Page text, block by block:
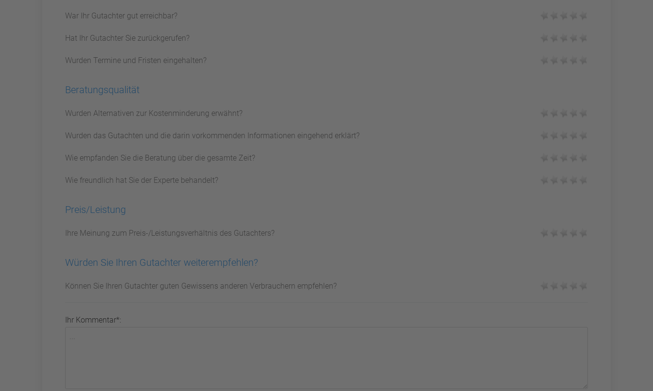
War Ihr Gutachter gut erreichbar?
Hat Ihr Gutachter Sie zurückgerufen?
Wurden Termine und Fristen eingehalten?
Beratungsqualität
Wurden Alternativen zur Kostenminderung erwähnt?
Wurden das Gutachten und die darin vorkommenden Informationen eingehend erklärt?
Wie empfanden Sie die Beratung über die gesamte Zeit?
Wie freundlich hat Sie der Experte behandelt?
Preis/Leistung
Ihre Meinung zum Preis-/Leistungsverhältnis des Gutachters?
Würden Sie Ihren Gutachter weiterempfehlen?
Können Sie Ihren Gutachter guten Gewissens anderen Verbrauchern empfehlen?
Ihr Kommentar*: